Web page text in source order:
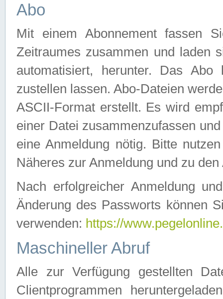
Abo
Mit einem Abonnement fassen
Zeitraumes zusammen und laden
automatisiert, herunter. Das
zustellen lassen. Abo-Dateien
ASCII-Format erstellt. Es wird
einer Datei zusammenzufassen
eine Anmeldung nötig. Bitte
Näheres zur Anmeldung und zu
Nach erfolgreicher Anmeldung
Änderung des Passworts können
verwenden: https://
Maschineller Abruf
Alle zur Verfügung gestellten
Clientprogrammen